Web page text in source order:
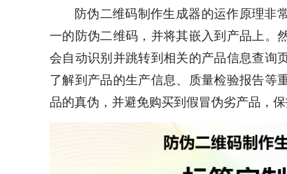
防伪二维码制作生成器的运作原理非
一的防伪二维码，并将其嵌入到产品上。
会自动识别并跳转到相关的产品信息查询
了解到产品的生产信息、质量检验报告等
品的真伪，并避免购买到假冒伪劣产品，保